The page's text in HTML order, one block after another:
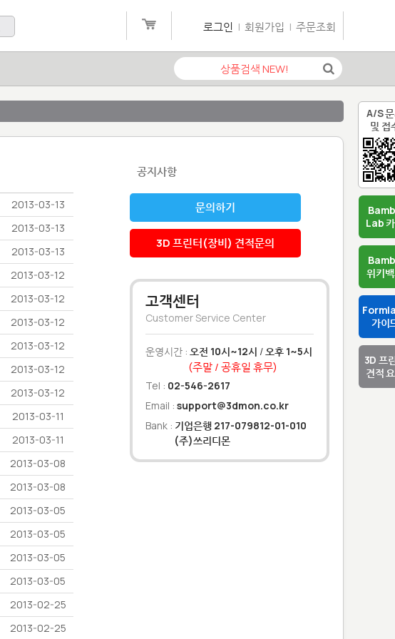
A/S
및 접
Lab
위키
가이
3D 프
견적
로그인 | 회원가입 | 주문조회
2013-03-13
2013-03-13
2013-03-13
2013-03-12
2013-03-12
2013-03-12
2013-03-12
2013-03-12
2013-03-12
2013-03-11
2013-03-11
2013-03-08
2013-03-08
2013-03-05
2013-03-05
2013-03-05
2013-03-05
2013-02-25
2013-02-25
공지사항
문의하기
3D 프린터(장비) 견적문의
고객센터
Customer Service Center
운영시간 : 오전 10시~12시 /오후 1~5시
(주말 / 공휴일 휴무)
Tel : 02-546-2617
Email : support@3dmon.co.kr
Bank : 기업은행 217-079812-01-010
(주)쓰리디몬